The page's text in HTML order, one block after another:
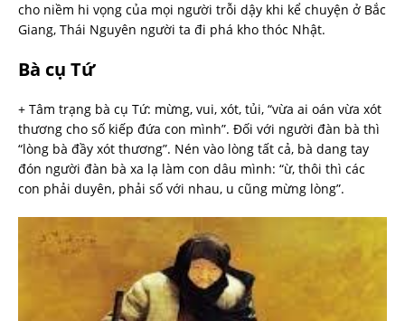
cho niềm hi vọng của mọi người trỗi dậy khi kể chuyện ở Bắc
Giang, Thái Nguyên người ta đi phá kho thóc Nhật.
Bà cụ Tứ
+ Tâm trạng bà cụ Tứ: mừng, vui, xót, tủi, “vừa ai oán vừa xót
thương cho số kiếp đứa con mình”. Đối với người đàn bà thì
“lòng bà đầy xót thương”. Nén vào lòng tất cả, bà dang tay
đón người đàn bà xa lạ làm con dâu mình: “ừ, thôi thì các
con phải duyên, phải số với nhau, u cũng mừng lòng”.